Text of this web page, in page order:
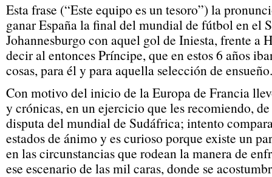
Esta frase (“Este equipo es un tesoro”) la
ganar España la final del mundial de fútbol en el
Johannesburgo con aquel gol de Iniesta, frente a
decir al entonces Príncipe, que en estos 6 años
cosas, para él y para aquella selección de
Con motivo del inicio de la Europa de Francia
y crónicas, en un ejercicio que les recomiendo,
disputa del mundial de Sudáfrica; intento
estados de ánimo y es curioso porque existe un
en las circunstancias que rodean la manera de
ese escenario de las mil caras, donde se